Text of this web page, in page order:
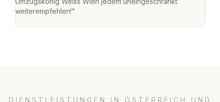
weiterempfehlen!"
DIENSTLEISTUNGEN IN ÖSTERREICH UND